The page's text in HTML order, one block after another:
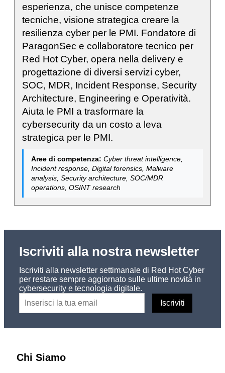
esperienza, che unisce competenze
tecniche, visione strategica creare la
resilienza cyber per le PMI. Fondatore di
ParagonSec e collaboratore tecnico per
Red Hot Cyber, opera nella delivery e
progettazione di diversi servizi cyber,
SOC, MDR, Incident Response, Security
Architecture, Engineering e Operatività.
Aiuta le PMI a trasformare la
cybersecurity da un costo a leva
strategica per le PMI.
Aree di competenza: Cyber threat intelligence,
Incident response, Digital forensics, Malware
analysis, Security architecture, SOC/MDR
operations, OSINT research
Iscriviti alla nostra newsletter
Iscriviti alla newsletter settimanale di Red Hot Cyber
per restare sempre aggiornato sulle ultime novità in
cybersecurity e tecnologia digitale.
Chi Siamo